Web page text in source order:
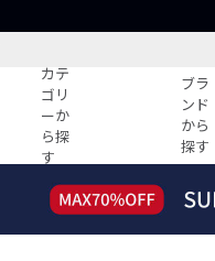
カテ
ゴリ
ーか
ら探
す
ブラ
ンド
から
探す
すべての